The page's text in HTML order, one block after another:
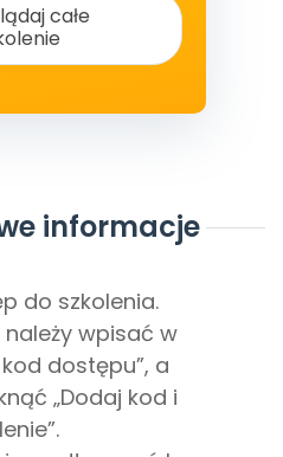
całe
informacje
do szkolenia.
wpisać w
dostępu”, a
„Dodaj kod i